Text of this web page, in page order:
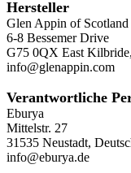
Hersteller
Glen Appin of Scotland
6-8 Bessemer Drive
G75 0QX East
info@glenappin.com
Verantwortliche
Eburya
Mittelstr. 27
31535 Neustadt,
info@eburya.de